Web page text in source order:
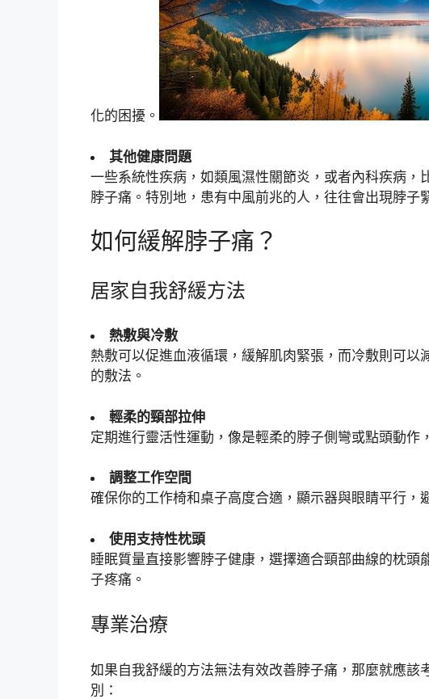
化的困擾。
其他健康問題
一些系統性疾病，如類風濕性關節炎，或者內科疾病
脖子痛。特別地，患有中風前兆的人，往往會出現脖子
如何緩解脖子痛？
居家自我舒緩方法
熱敷與冷敷
熱敷可以促進血液循環，緩解肌肉緊張，而冷敷則可以
的敷法。
輕柔的頸部拉伸
定期進行靈活性運動，像是輕柔的脖子側彎或點頭動作
調整工作空間
確保你的工作椅和桌子高度合適，顯示器與眼睛平行，
使用支持性枕頭
睡眠質量直接影響脖子健康，選擇適合頸部曲線的枕
子疼痛。
專業治療
如果自我舒緩的方法無法有效改善脖子痛，那麼就應
別：